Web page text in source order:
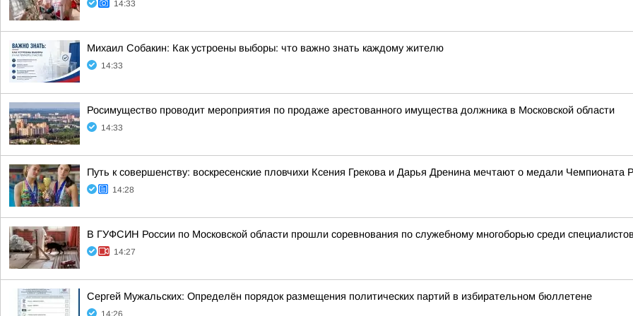
14:33
Михаил Собакин: Как устроены выборы: что важно знать каждому жителю
14:33
Росимущество проводит мероприятия по продаже арестованного имущества должника в Московской области
14:33
Путь к совершенству: воскресенские пловчихи Ксения Грекова и Дарья Дренина мечтают о медали Чемпионата
14:28
В ГУФСИН России по Московской области прошли соревнования по служебному многоборью среди
14:27
Сергей Мужальских: Определён порядок размещения политических партий в избирательном бюллетене
14:26